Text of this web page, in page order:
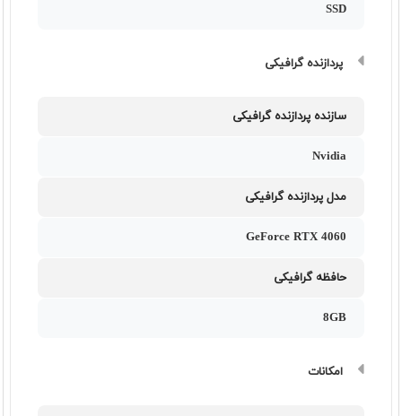
SSD
پردازنده گرافیکی
سازنده پردازنده گرافیکی
Nvidia
مدل پردازنده گرافیکی
GeForce RTX 4060
حافظه گرافیکی
8GB
امکانات